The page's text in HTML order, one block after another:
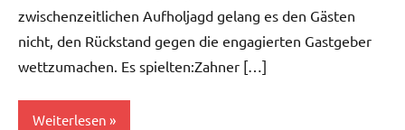
zwischenzeitlichen Aufholjagd gelang es den Gästen
nicht, den Rückstand gegen die engagierten Gastgeber
wettzumachen. Es spielten:Zahner […]
Weiterlesen